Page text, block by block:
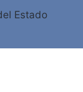
Estado